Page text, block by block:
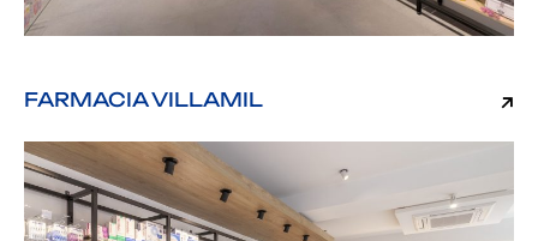
FARMACIA VILLAMIL